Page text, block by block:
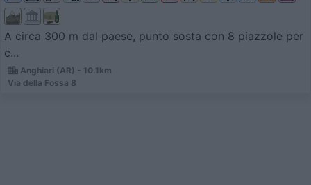
A circa 300 m dal paese, punto sosta con 8 piazzole per
c...
Anghiari (AR) - 10.1km
Via della Fossa 8